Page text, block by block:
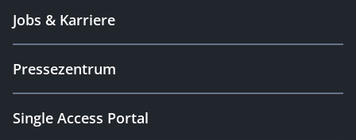
Jobs & Karriere
Pressezentrum
Single Access Portal